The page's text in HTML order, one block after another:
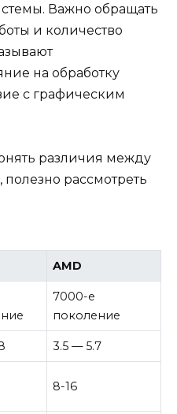
Важно обращать
и количество
на обработку
с графическим
различия между
рассмотреть
AMD
7000-е
поколение
3.5 — 5.7
8-16